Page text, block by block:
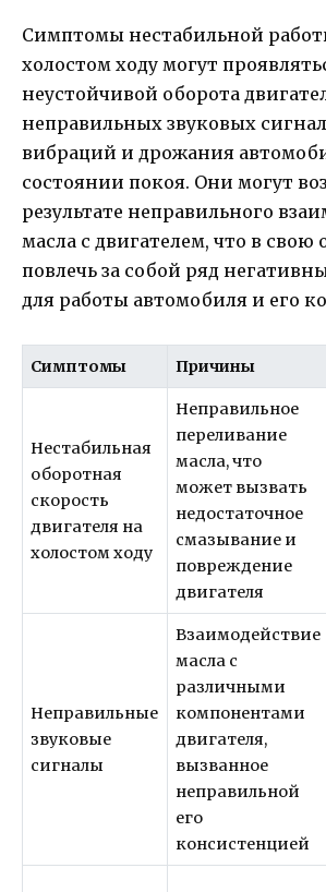
Симптомы нестабильной
холостом ходу могут
неустойчивой оборота
неправильных звуковых
вибраций и дрожания
состоянии покоя. Они могут
результате неправильного
масла с двигателем, что в свою
повлечь за собой ряд
для работы автомобиля и его
Симптомы Причины
Нестабильная
оборотная
скорость
двигателя на
холостом ходу
Неправильное
переливание
масла, что
может вызвать
недостаточное
смазывание и
повреждение
двигателя
Неправильные
звуковые
сигналы
Взаимодействие
масла с
различными
компонентами
двигателя,
вызванное
неправильной
его
консистенцией